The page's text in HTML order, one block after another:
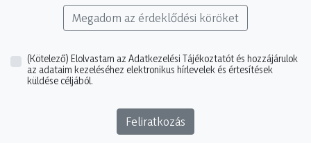
Megadom az érdeklődési köröket
(Kötelező) Elolvastam az Adatkezelési Tájékoztatót és hozzájárulok
az adataim kezeléséhez elektronikus hírlevelek és értesítések
küldése céljából.
Feliratkozás